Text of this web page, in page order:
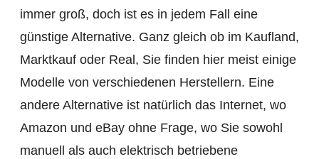
immer groß, doch ist es in jedem Fall eine
günstige Alternative. Ganz gleich ob im Kaufland,
Marktkauf oder Real, Sie finden hier meist einige
Modelle von verschiedenen Herstellern. Eine
andere Alternative ist natürlich das Internet, wo
Amazon und eBay ohne Frage, wo Sie sowohl
manuell als auch elektrisch betriebene